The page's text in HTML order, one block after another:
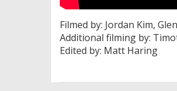
Filmed by: Jordan Kim,
Additional filming by:
Edited by: Matt Haring